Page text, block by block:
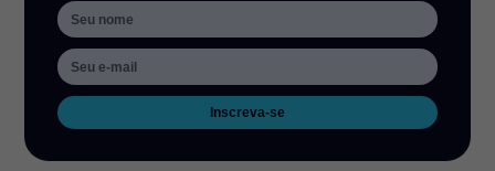
Inscreva-se